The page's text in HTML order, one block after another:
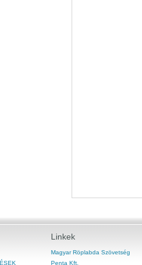
Linkek
Magyar Röplabda Szövetség
Penta Kft.